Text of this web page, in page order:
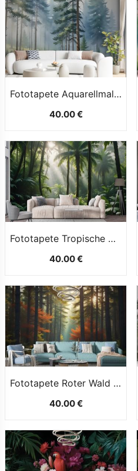
Fototapete Aquarellmalerei Nebelige Waldlandschaft
40.00 €
Fototapete Tropische WaldDschungellandschaft
40.00 €
Fototapete Roter Wald Herbst
40.00 €